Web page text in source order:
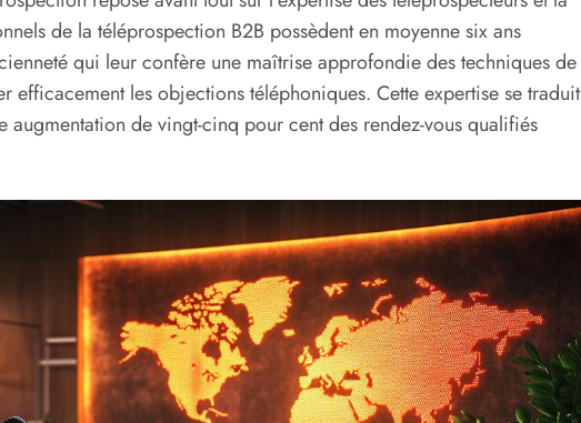
de la téléprospection B2B possèdent en moyenne six ans
qui leur confère une maîtrise approfondie des techniques de
efficacement les objections téléphoniques. Cette expertise se traduit
augmentation de vingt-cinq pour cent des rendez-vous qualifiés